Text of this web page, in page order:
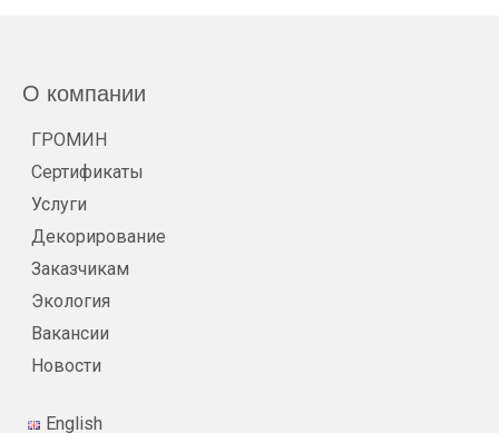
О компании
ГРОМИН
Сертификаты
Услуги
Декорирование
Заказчикам
Экология
Вакансии
Новости
English